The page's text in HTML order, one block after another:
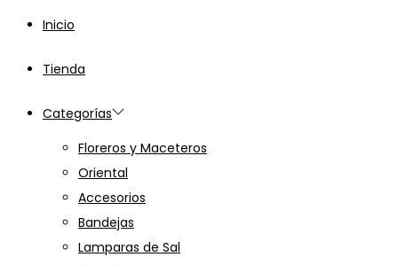
Inicio
Tienda
Categorías
Floreros y Maceteros
Oriental
Accesorios
Bandejas
Lamparas de Sal